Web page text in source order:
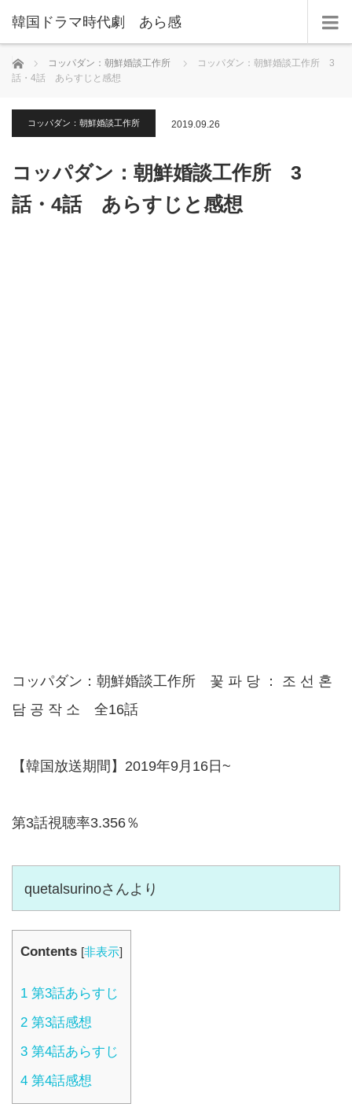
韓国ドラマ時代劇 あら感
ホーム コッパダン：朝鮮婚談工作所
コッパダン：朝鮮婚談工作所 3
話・4話 あらすじと感想
コッパダン：朝鮮婚談工作所 2019.09.26
コッパダン：朝鮮婚談工作所 3
話・4話 あらすじと感想
コッパダン：朝鮮婚談工作所 꽃 파 당 ： 조 선 혼
담 공 작 소 全16話
【韓国放送期間】2019年9月16日~
第3話視聴率3.356％
quetalsurinoさんより
Contents [非表示]
1 第3話あらすじ
2 第3話感想
3 第4話あらすじ
4 第4話感想